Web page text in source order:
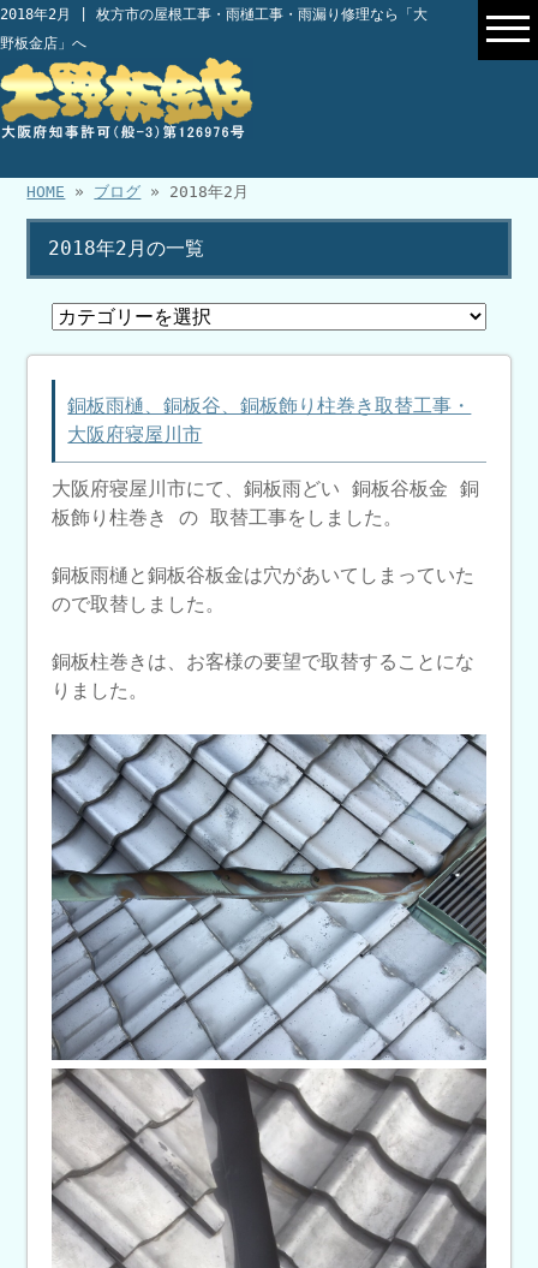
2018年2月 | 枚方市の屋根工事・雨樋工事・雨漏り修理なら「大
野板金店」へ
HOME » ブログ » 2018年2月
2018年2月の一覧
銅板雨樋、銅板谷、銅板飾り柱巻き取替工事・
大阪府寝屋川市
大阪府寝屋川市にて、銅板雨どい 銅板谷板金 銅
板飾り柱巻き の 取替工事をしました。
銅板雨樋と銅板谷板金は穴があいてしまっていた
ので取替しました。
銅板柱巻きは、お客様の要望で取替することにな
りました。